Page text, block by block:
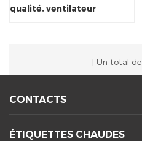
qualité, ventilateur
Un total de
CONTACTS
ÉTIQUETTES CHAUDES